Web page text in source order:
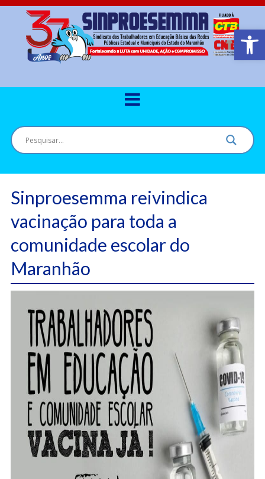
Barra de
Sinproesemma reivindica
vacinação para toda a
comunidade escolar do
Maranhão